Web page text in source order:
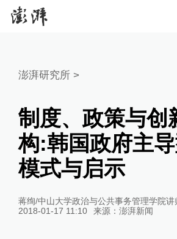
澎湃研究所>
制度、政策与创
构:韩国政府主
模式与启示
蒋绚/中山大学政治与公共事务管理学院讲
2018-01-17 11:10
来源： 澎湃新闻